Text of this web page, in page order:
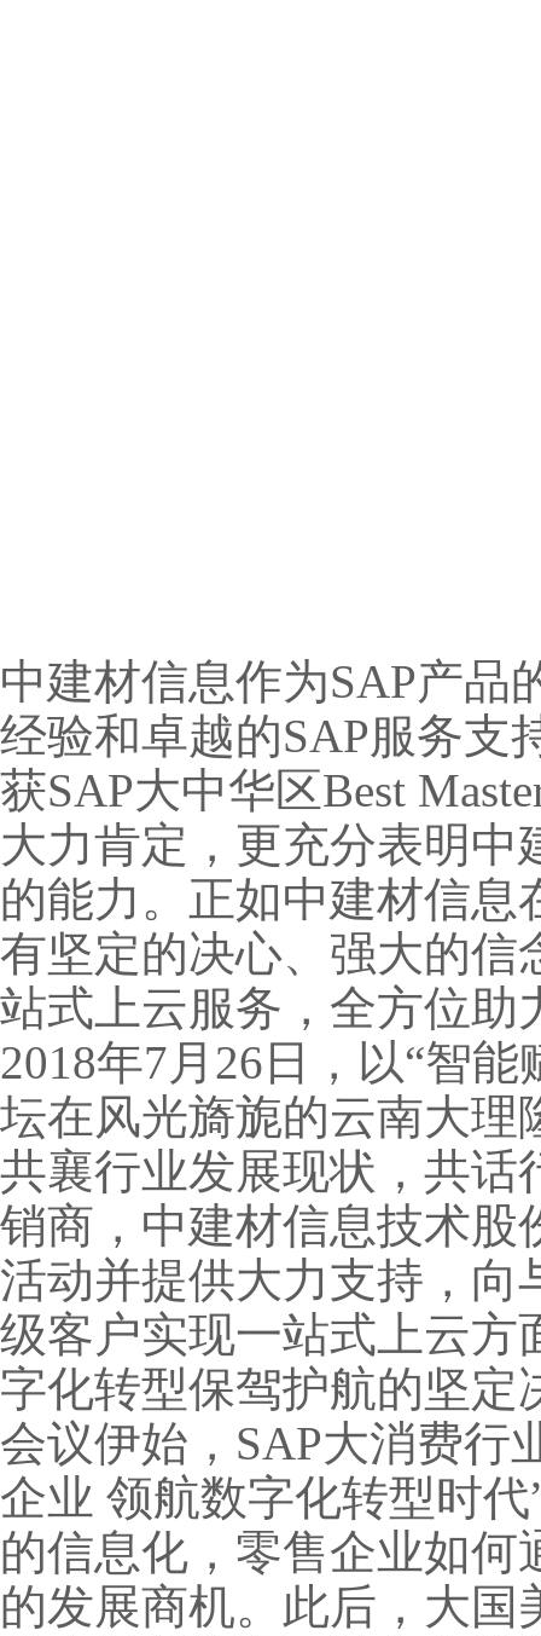
中建材信息作为SAP产品
经验和卓越的SAP服务支
获SAP大中华区Best
大力肯定，更充分表明
的能力。正如中建材信
有坚定的决心、强大的信
站式上云服务，全方位助
2018年7月26日，以“智
坛在风光旖旎的云南大理
共襄行业发展现状，共话
销商，中建材信息技术股
活动并提供大力支持，向
级客户实现一站式上云方
字化转型保驾护航的坚定
会议伊始，SAP大消费行
企业 领航数字化转型时
的信息化，零售企业如
的发展商机。此后，大